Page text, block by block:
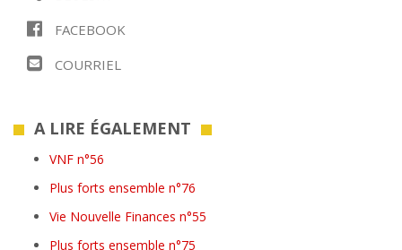
FACEBOOK
COURRIEL
A LIRE ÉGALEMENT
VNF n°56
Plus forts ensemble n°76
Vie Nouvelle Finances n°55
Plus forts ensemble n°75